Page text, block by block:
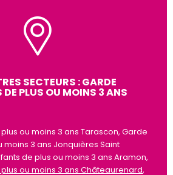
SECTEURS : GARDE
DE PLUS OU MOINS 3 ANS
ou moins 3 ans Tarascon, Garde
moins 3 ans Jonquières Saint
de plus ou moins 3 ans Aramon,
ou moins 3 ans Châteaurenard,